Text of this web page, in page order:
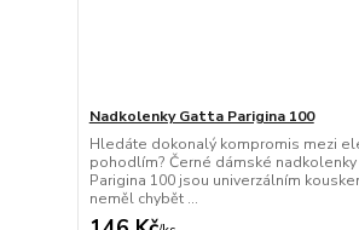
Nadkolenky Gatta Parigina 100
Hledáte dokonalý kompromis mezi
pohodlím? Černé dámské nadkolenky
Parigina 100 jsou univerzálním
neměl chybět ...